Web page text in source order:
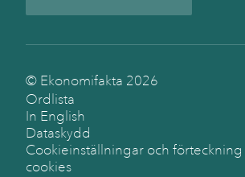
© Ekonomifakta 2026
Ordlista
In English
Dataskydd
Cookieinställningar och
cookies